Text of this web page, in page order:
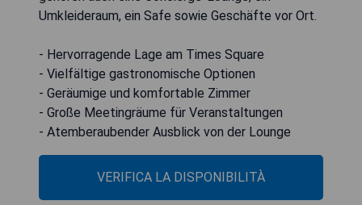
Umkleideraum, ein Safe sowie Geschäfte vor Ort.
- Hervorragende Lage am Times Square
- Vielfältige gastronomische Optionen
- Geräumige und komfortable Zimmer
- Große Meetingräume für Veranstaltungen
- Atemberaubender Ausblick von der Lounge
VERIFICA LA DISPONIBILITÀ